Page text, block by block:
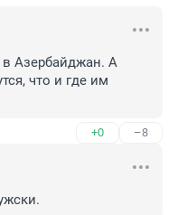
в Азербайджан. А
что и где им
+0 –8